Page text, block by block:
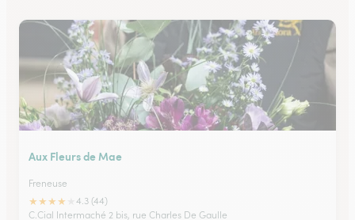
Aux Fleurs de Mae
Freneuse
★★★★
4.3 (44)
C.Cial Intermaché 2 bis, rue Charles De Gaulle